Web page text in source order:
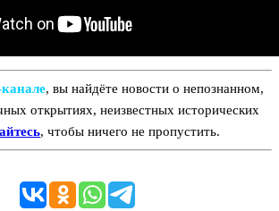
, вы найдёте новости о непознанном,
открытиях, неизвестных исторических
, чтобы ничего не пропустить.